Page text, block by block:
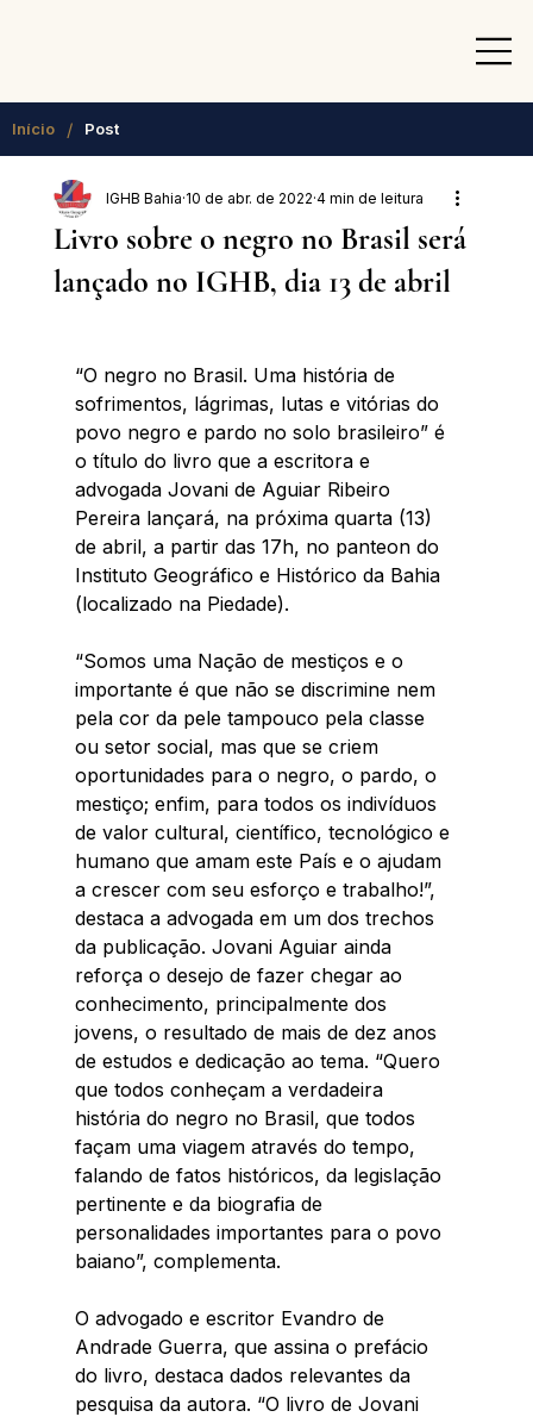
Início / Post
Livro sobre o negro no Brasil será
lançado no IGHB, dia 13 de abril
IGHB Bahia 10 de abr. de 2022 4 min de leitura
“O negro no Brasil. Uma história de
sofrimentos, lágrimas, lutas e vitórias do
povo negro e pardo no solo brasileiro” é
o título do livro que a escritora e
advogada Jovani de Aguiar Ribeiro
Pereira lançará, na próxima quarta (13)
de abril, a partir das 17h, no panteon do
Instituto Geográfico e Histórico da Bahia
(localizado na Piedade).
“Somos uma Nação de mestiços e o
importante é que não se discrimine nem
pela cor da pele tampouco pela classe
ou setor social, mas que se criem
oportunidades para o negro, o pardo, o
mestiço; enfim, para todos os indivíduos
de valor cultural, científico, tecnológico e
humano que amam este País e o ajudam
a crescer com seu esforço e trabalho!”,
destaca a advogada em um dos trechos
da publicação. Jovani Aguiar ainda
reforça o desejo de fazer chegar ao
conhecimento, principalmente dos
jovens, o resultado de mais de dez anos
de estudos e dedicação ao tema. “Quero
que todos conheçam a verdadeira
história do negro no Brasil, que todos
façam uma viagem através do tempo,
falando de fatos históricos, da legislação
pertinente e da biografia de
personalidades importantes para o povo
baiano”, complementa.
O advogado e escritor Evandro de
Andrade Guerra, que assina o prefácio
do livro, destaca dados relevantes da
pesquisa da autora. “O livro de Jovani